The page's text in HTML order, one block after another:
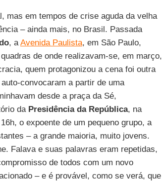
mas em tempos de crise aguda da velha
– ainda mais, no Brasil. Passada
, aAvenida Paulista, em São Paulo,
de onde realizavam-se, em março,
quem protagonizou a cena foi outra
convocaram a partir de uma
desde a praça da Sé,
da Presidência da República, na
o expoente de um pequeno grupo, a
– a grande maioria, muito jovens.
Falava e suas palavras eram repetidas,
de todos com um novo
– e é provável, como se verá, que